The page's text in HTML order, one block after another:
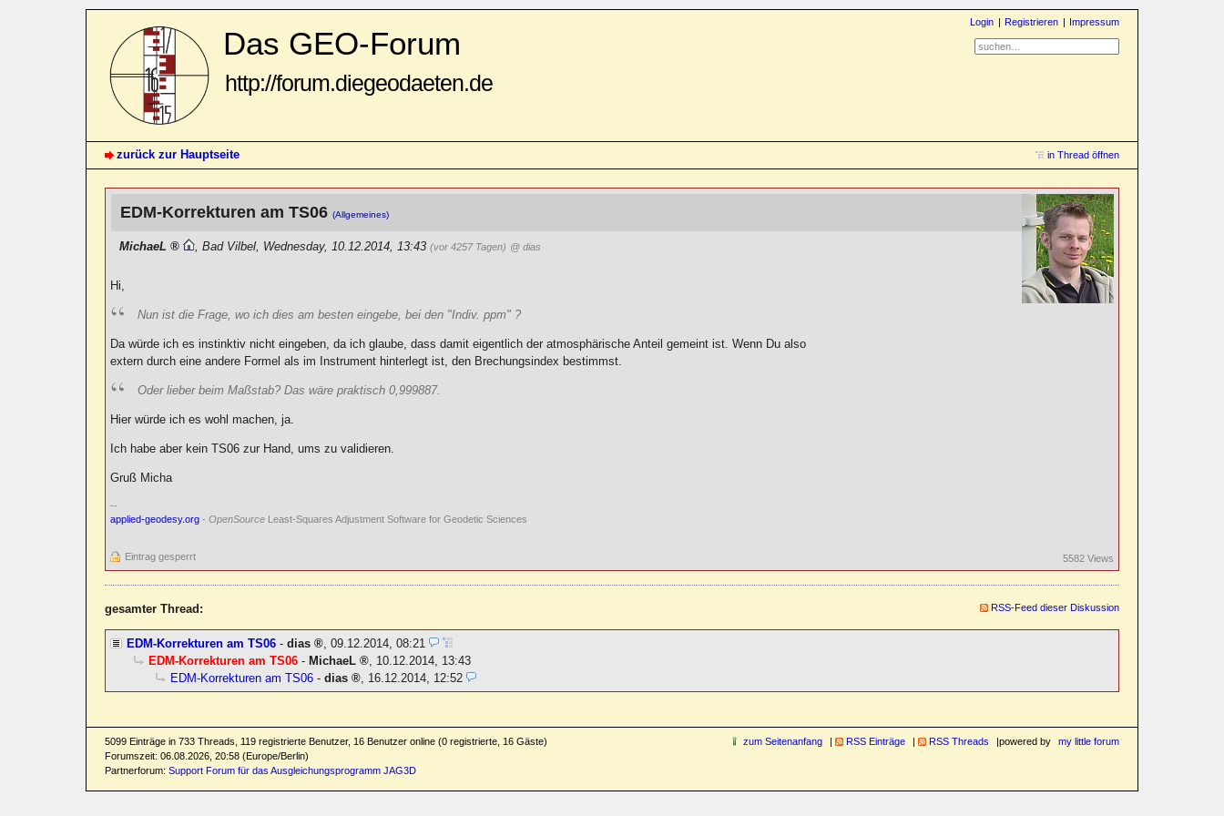
Das GEO-Forum
http://forum.diegeodaeten.de
Login Registrieren Impressum
zurück zur Hauptseite in Thread öffnen
EDM-Korrekturen am TS06(Allgemeines)
MichaeL ,Bad Vilbel Wednesday, 10.12.2014, 13:43(vor 4257 Tagen) @ dias
Hi,
Nun ist die Frage, wo ich dies am besten eingebe, bei den "Indiv. ppm" ?
Da würde ich es instinktiv nicht eingeben, da ich glaube, dass damit eigentlich der atmosphärische Anteil gemeint ist. Wenn Du also
extern durch eine andere Formel als im Instrument hinterlegt ist, den Brechungsindex bestimmst.
Oder lieber beim Maßstab? Das wäre praktisch 0,999887.
Hier würde ich es wohl machen, ja.
Ich habe aber kein TS06 zur Hand, ums zu validieren.
Gruß Micha
--
applied-geodesy.org -OpenSource Least-Squares Adjustment Software for Geodetic Sciences
Eintrag gesperrt 5582 Views
gesamter Thread: RSS-Feed dieser Diskussion
EDM-Korrekturen am TS06 -dias ,09.12.2014, 08:21
EDM-Korrekturen am TS06 -MichaeL
10.12.2014, 13:43
EDM-Korrekturen am TS06 -dias 16.12.2014, 12:52
5099 Einträge in 733 Threads, 119 registrierte Benutzer, 16 Benutzer online (0 registrierte, 16 Gäste)
Forumszeit: 06.08.2026, 20:58 (Europe/Berlin)
Partnerforum:Support Forum für das Ausgleichungsprogramm JAG3D
zum Seitenanfang RSS Einträge RSS Threads powered by my little forum